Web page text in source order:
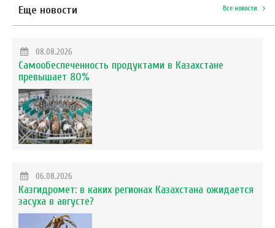
Еще новости Все новости
08.08.2026
Самообеспеченность продуктами в Казахстане
превышает 80%
06.08.2026
Казгидромет: в каких регионах Казахстана ожидается
засуха в августе?